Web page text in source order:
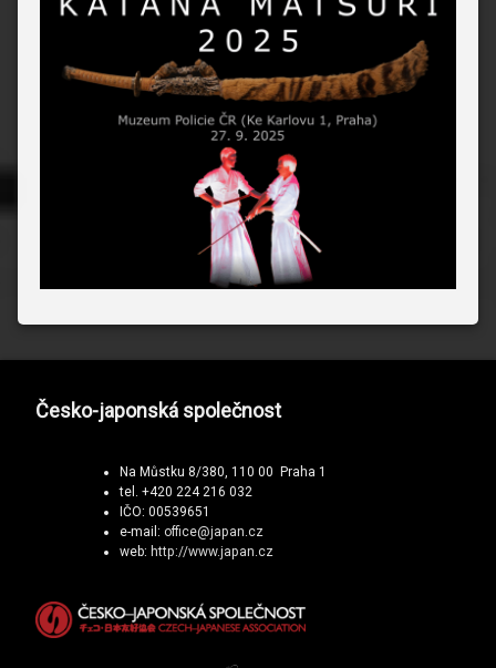
Česko-japonská společnost
Na Můstku 8/380, 110 00 Praha 1
tel. +420 224 216 032
IČO: 00539651
e-mail: office@japan.cz
web: http://www.japan.cz